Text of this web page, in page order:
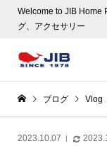
Welcome to JIB Home
グ、アクセサリー
ブログ Vlog
2023.10.07